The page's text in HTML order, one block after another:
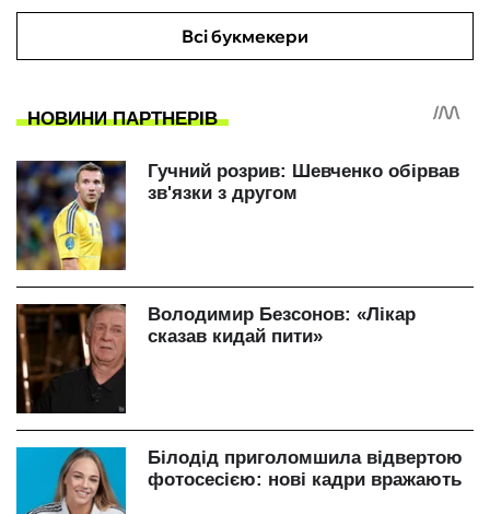
Всі букмекери